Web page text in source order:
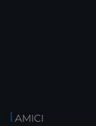
AMICI